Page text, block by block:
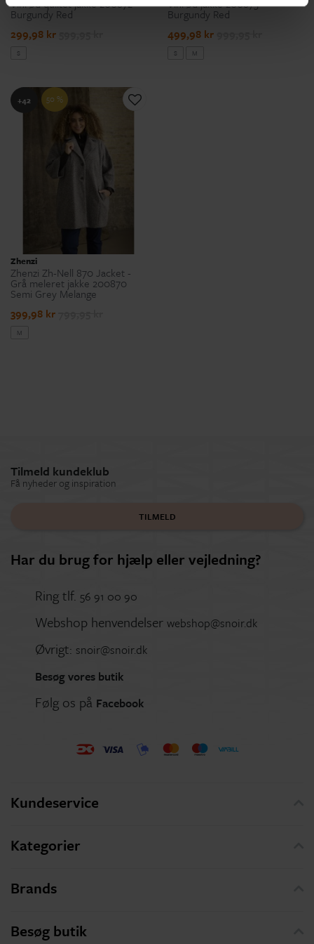
Vinrød quiltet jakke 200872
Burgundy Red
299,98 kr
S
Vinrød jakke 200875
Burgundy Red
499,98 kr
S M
+42 50 %
Zhenzi
Zhenzi Zh-Nell 870 Jacket -
Grå meleret jakke 200870
Semi Grey Melange
399,98 kr
M
Tilmeld kundeklub
Få nyheder og inspiration
TILMELD
Har du brug for hjælp eller vejledning?
Ring tlf. 56 91 00 90
Webshop henvendelser webshop@snoir.dk
Øvrigt: snoir@snoir.dk
Besøg vores butik
Følg os på Facebook
Kundeservice
Kategorier
Brands
Besøg butik